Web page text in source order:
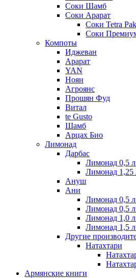
Соки Шамб
Соки Арарат
Соки Tetra
Соки
Компоты
Иджеван
Арарат
YAN
Ноян
Агроянс
Прошян Фуд
Витал
te Gusto
Шамб
Арцах Био
Лимонад
Дарбас
Лимонад 0,5
Лимонад
Ануш
Ани
Лимонад 0,5 л
Лимонад 0,5
Лимонад 1,0
Лимонад 1,5
Другие
Натахтари
Армянские книги